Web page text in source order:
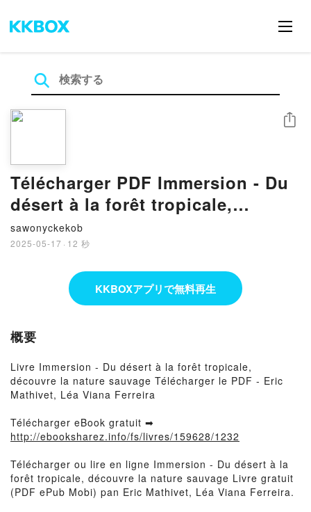
Télécharger PDF Immersion - Du
désert à la forêt tropicale,
découvre la nature sauvage
sawonyckekob
2025-05-17 · 12 秒
シェア
KKBOXアプリで無料再生
概要
Livre Immersion - Du désert à la forêt tropicale,
découvre la nature sauvage Télécharger le PDF - Eric
Mathivet, Léa Viana Ferreira
Télécharger eBook gratuit ➡
http://ebooksharez.info/fs/livres/159628/1232
Télécharger ou lire en ligne Immersion - Du désert à la
forêt tropicale, découvre la nature sauvage Livre gratuit
(PDF ePub Mobi) pan Eric Mathivet, Léa Viana Ferreira.